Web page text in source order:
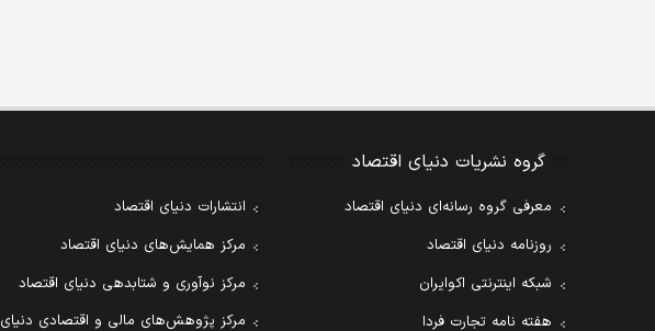
گروه نشریات دنیای اقتصاد
معرفی گروه رسانه‌ای دنیای اقتصاد
روزنامه دنیای اقتصاد
شبکه اینترنتی اکوایران
هفته نامه تجارت فردا
انتشارات دنیای اقتصاد
مرکز همایش‌های دنیای اقتصاد
مرکز نوآوری و شتابدهی دنیای اقتصاد
مرکز پژوهش‌های مالی و اقتصادی دنیای